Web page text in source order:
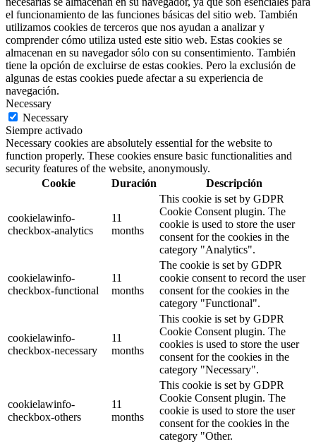
el funcionamiento de las funciones básicas del sitio web. También
utilizamos cookies de terceros que nos ayudan a analizar y
comprender cómo utiliza usted este sitio web. Estas cookies se
almacenan en su navegador sólo con su consentimiento. También
tiene la opción de excluirse de estas cookies. Pero la exclusión de
algunas de estas cookies puede afectar a su experiencia de
navegación.
Necessary
Necessary
Siempre activado
Necessary cookies are absolutely essential for the website to
function properly. These cookies ensure basic functionalities and
security features of the website, anonymously.
Cookie
Duración Descripción
cookielawinfo-
checkbox-analytics
11
months
This cookie is set by GDPR
Cookie Consent plugin. The
cookie is used to store the user
consent for the cookies in the
category "Analytics".
cookielawinfo-
checkbox-functional
11
months
The cookie is set by GDPR
cookie consent to record the user
consent for the cookies in the
category "Functional".
cookielawinfo-
checkbox-necessary
11
months
This cookie is set by GDPR
Cookie Consent plugin. The
cookies is used to store the user
consent for the cookies in the
category "Necessary".
cookielawinfo-
checkbox-others
11
months
This cookie is set by GDPR
Cookie Consent plugin. The
cookie is used to store the user
consent for the cookies in the
category "Other.